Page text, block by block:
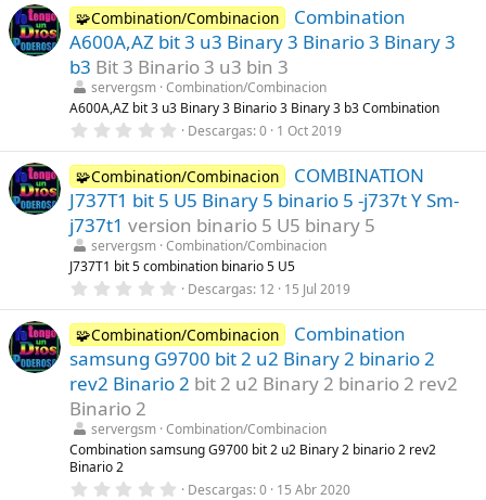
s
)0
e
s
t
r
e
l
a
(
s
)
🧩Combination/Combinacion
Combination
A600A,AZ bit 3 u3 Binary 3 Binario 3 Binary 3
b3 Bit 3 Binario 3 u3 bin 3
servergsm Combination/Combinacion
A600A,AZ bit 3 u3 Binary 3 Binario 3 Binary 3 b3 Combination
0
0
0
e
s
t
r
e
l
a
(
s
)
Descargas 0 1 Oct 2019
🧩Combination/Combinacion
COMBINATION
J737T1 bit 5 U5 Binary 5 binario 5 -j737t Y Sm-
j737t1 version binario 5 U5 binary 5
servergsm Combination/Combinacion
J737T1 bit 5 combination binario 5 U5
0
0
0
e
s
t
r
l
l
a
s
Descargas 12 15 Jul 2019
🧩Combination/Combinacion
Combination
samsung G9700 bit 2 u2 Binary 2 binario 2
rev2 Binario 2 bit 2 u2 Binary 2 binario 2 rev2
Binario 2
servergsm Combination/Combinacion
Combination samsung G9700 bit 2 u2 Binary 2 binario 2 rev2
Binario 2
0 Descargas 0 15 Abr 2020